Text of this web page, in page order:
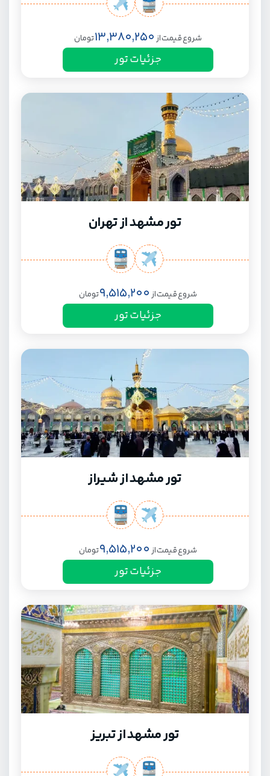
شروع قیمت از13,380,250تومان
جزئیات تور
تور مشهد از تهران
شروع قیمت از9,515,200تومان
جزئیات تور
تور مشهد از شیراز
شروع قیمت از9,515,200تومان
جزئیات تور
تور مشهد از تبریز